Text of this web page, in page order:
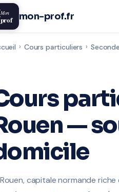
Mon
prof mon-prof.fr
› Cours particuliers › Seconde
—
capitale normande